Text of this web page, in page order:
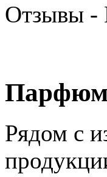
Отзывы
Парфюм
Рядом с